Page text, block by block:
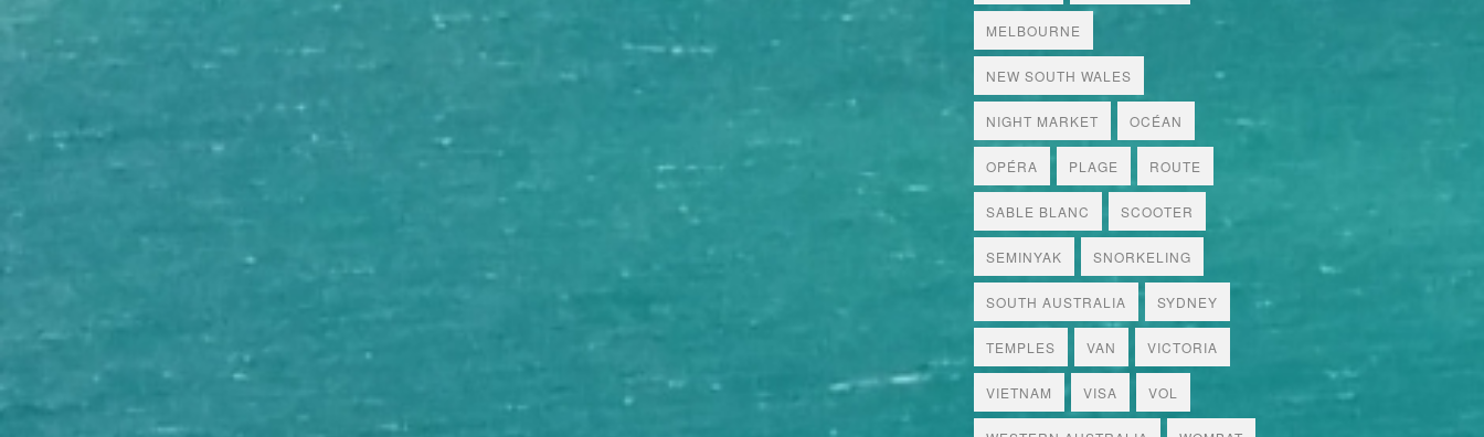
MELBOURNE
NEW SOUTH WALES
NIGHT MARKET OCÉAN
OPÉRA PLAGE ROUTE
SABLE BLANC SCOOTER
SEMINYAK SNORKELING
SOUTH AUSTRALIA SYDNEY
TEMPLES VAN VICTORIA
VIETNAM VISA VOL